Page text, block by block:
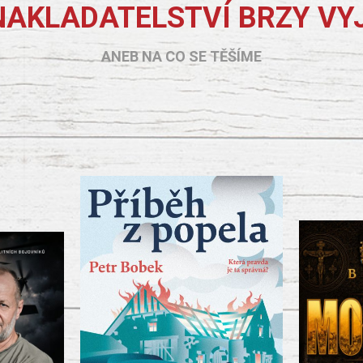
BRZY
ANEB NA CO SE TĚŠÍME